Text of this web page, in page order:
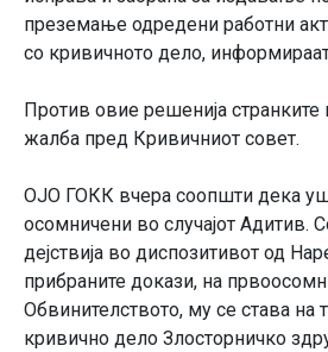
преземање одредени работни
со кривичното дело,
Против овие решенија странките
жалба пред Кривичниот совет.
ОЈО ГОКК вчера соопшти дека
осомничени во случајот Адитив.
дејствија во диспозитивот од
прибраните докази, на
Обвинителството, му се става на
кривично дело Злосторничко